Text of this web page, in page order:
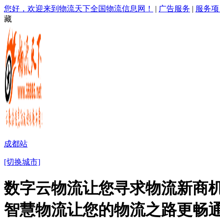
您好，欢迎来到物流天下全国物流信息网！ | 广告服务 | 服务
藏
成都站
[切换城市]
数字云物流让您寻求物流新商
智慧物流让您的物流之路更畅